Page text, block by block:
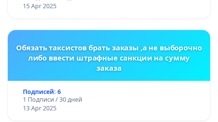
15 Apr 2025
Обязать таксистов брать заказы ,а не выборочно
либо ввести штрафные санкции на сумму
заказа
Подписей: 6
1 Подписи / 30 дней
13 Apr 2025